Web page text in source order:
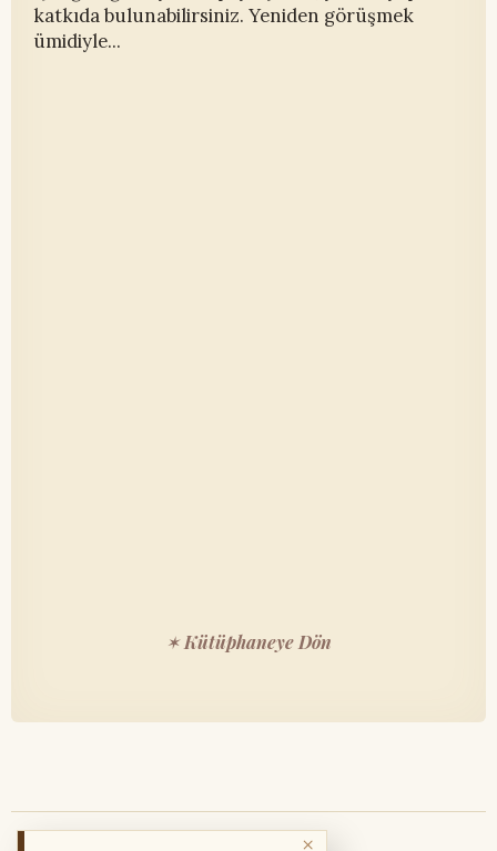
katkıda bulunabilirsiniz. Yeniden görüşmek
ümidiyle...
✶ Kütüphaneye Dön
×